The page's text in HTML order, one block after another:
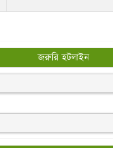
জরুরি হটলাইন